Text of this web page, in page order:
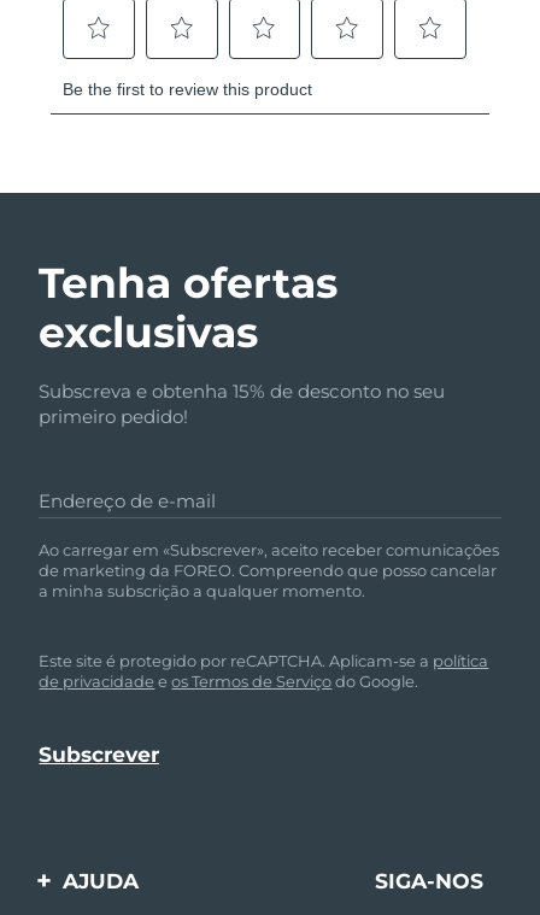
Tenha ofertas
exclusivas
Subscreva e obtenha 15% de desconto no seu
primeiro pedido!
Endereço de e-mail
Ao carregar em «Subscrever», aceito receber comunicações
de marketing da FOREO. Compreendo que posso cancelar
a minha subscrição a qualquer momento.
Este site é protegido por reCAPTCHA. Aplicam-se a política
de privacidade eos Termos de Serviçodo Google.
AJUDA SIGA-NOS